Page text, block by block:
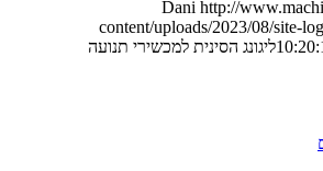
Dani http://
content/uploads/2023/08/site-
ליגונג הסינית למכשירי תנועה